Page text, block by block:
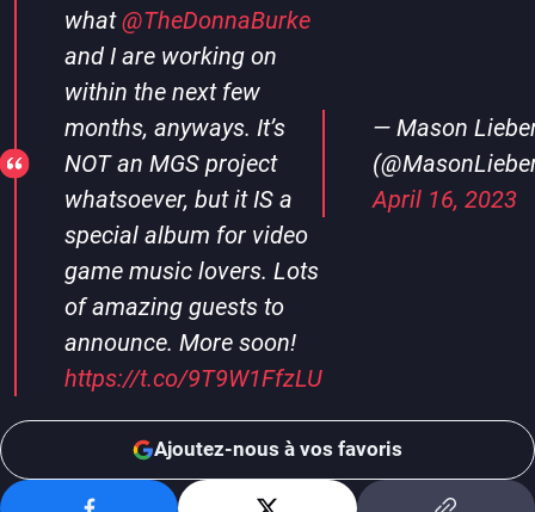
what@TheDonnaBurke
and I are working on
within the next few
months, anyways. It’s
NOT an MGS project
whatsoever, but it IS a
special album for video
game music lovers. Lots
of amazing guests to
announce. More soon!
https://t.co/9T9W1FfzLU
— Mason
April 16, 2023
Ajoutez-nous à vos favoris